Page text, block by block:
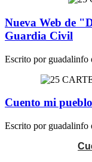
Nueva Web de
Guardia Civil
Escrito por guadalinfo
Cuento mi
Escrito por guadalinfo